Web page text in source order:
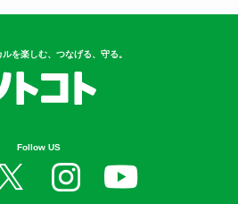
ルを楽しむ、つなげる、守る。
Follow US